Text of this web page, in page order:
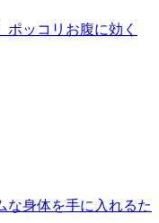
ポッコリお腹に効く
な身体を手に入れるた